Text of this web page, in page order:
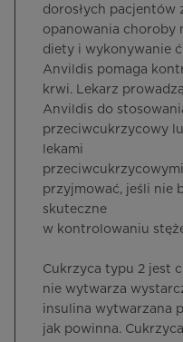
dorosłych pacjentów
opanowania choroby
diety i wykonywanie
Anvildis pomaga
krwi. Lekarz
Anvildis do
przeciwcukrzycowy
lekami
przyjmować, jeśli nie
skuteczne
w kontrolowaniu
Cukrzyca typu 2 jest
nie wytwarza
insulina wytwarzana
jak powinna.